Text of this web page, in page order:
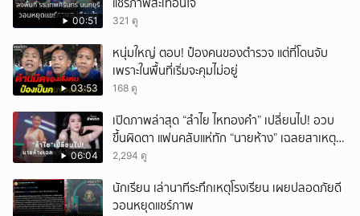
00:51 321 ดู
03:53
หนุ่มใหญ่ ตอบ! ป๋องคนของตำรวจ แต่ที่โดนจับ
เพราะในพื้นที่เริ่มจะคุมไม่อยู่
168 ดู
06:04
เปิดภาพล่าสุด “ลำไย ไหทองคำ” เปลี่ยนไป! อวบ
ขึ้นผิดตา แฟนคลับแห่ทัก “นายห้าง” เฉลยสาเหตุ
ชัด!
2,294 ดู
นักเรียน เล่านาทีระทึกเหตุโรงเรียน เผยปลอดภัยดี
วอนหยุดแชร์ภาพ